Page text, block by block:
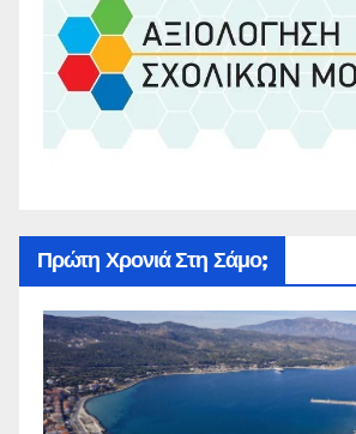
Πρώτη Χρονιά Στη Σάμο;